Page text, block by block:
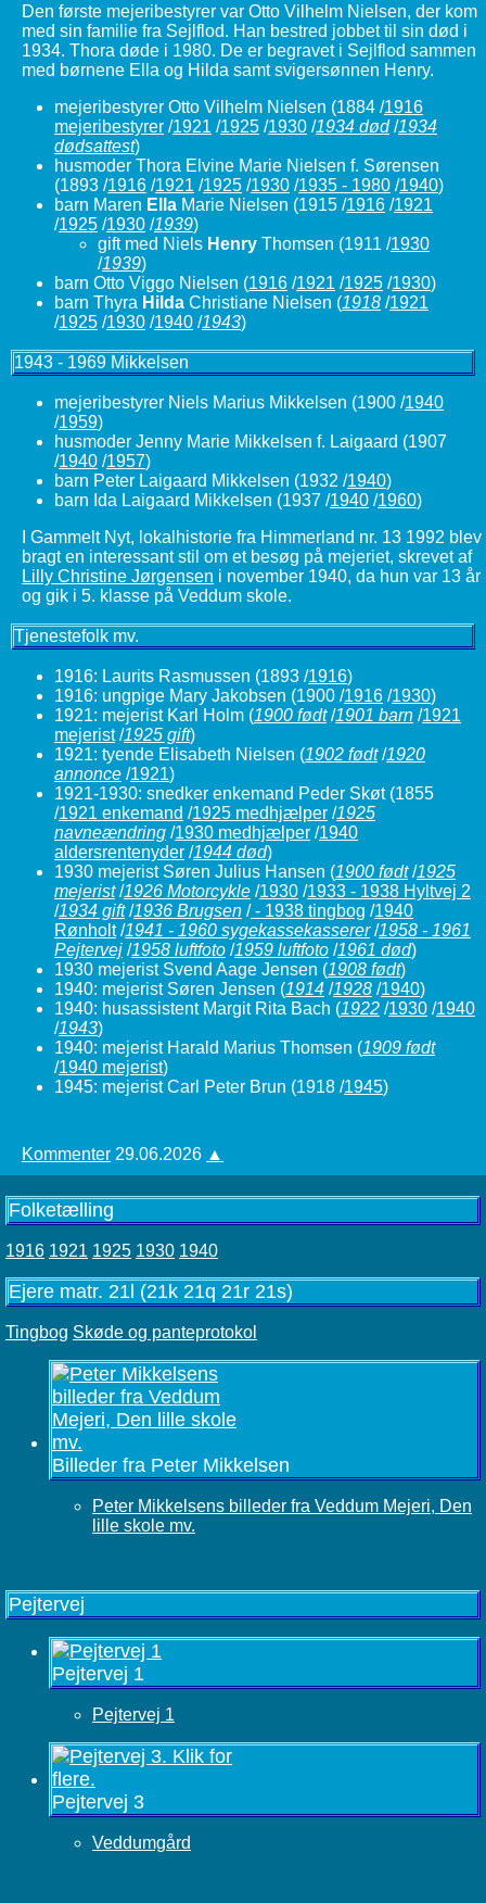
Den første mejeribestyrer var Otto Vilhelm Nielsen, der kom
med sin familie fra Sejlflod. Han bestred jobbet til sin død i
1934. Thora døde i 1980. De er begravet i Sejlflod sammen
med børnene Ella og Hilda samt svigersønnen Henry.
mejeribestyrer Otto Vilhelm Nielsen (1884 /1916
mejeribestyrer /1921 /1925 /1930 /1934 død/1934
dødsattest)
husmoder Thora Elvine Marie Nielsen f. Sørensen
(1893 /1916 /1921 /1925 /1930 /1935 - 1980 /1940)
barn Maren Ella Marie Nielsen (1915 /1916 /1921
/1925 /1930 /1939)
gift med Niels Henry Thomsen (1911 /1930
/1939)
barn Otto Viggo Nielsen (1916 /1921 /1925 /1930)
barn Thyra Hilda Christiane Nielsen (1918 /1921
/1925 /1930 /1940 /1943)
1943 - 1969 Mikkelsen
mejeribestyrer Niels Marius Mikkelsen (1900 /1940
/1959)
husmoder Jenny Marie Mikkelsen f. Laigaard (1907
/1940 /1957)
barn Peter Laigaard Mikkelsen (1932 /1940)
barn Ida Laigaard Mikkelsen (1937 /1940 /1960)
I Gammelt Nyt, lokalhistorie fra Himmerland nr. 13 1992 blev
bragt en interessant stil om et besøg på mejeriet, skrevet af
Lilly Christine Jørgensen i november 1940, da hun var 13 år
og gik i 5. klasse på Veddum skole.
Tjenestefolk mv.
1916: Laurits Rasmussen (1893 /1916)
1916: ungpige Mary Jakobsen (1900 /1916 /1930)
1921: mejerist Karl Holm (1900 født/1901 barn /1921
mejerist/1925 gift)
1921: tyende Elisabeth Nielsen (1902 født/1920
annonce /1921)
1921-1930: snedker enkemand Peder Skøt(1855
/1921 enkemand /1925 medhjælper /1925
navneændring /1930 medhjælper /1940
aldersrentenyder /1944 død)
1930 mejerist Søren Julius Hansen (1900 født/1925
mejerist/1926 Motorcykle /1930 /1933 - 1938 Hyltvej 2
/1934 gift/1936 Brugsen /- 1938 tingbog /1940
Rønholt/1941 - 1960 sygekassekasserer/1958 - 1961
Pejtervej /1958 luftfoto /1959 luftfoto /1961 død)
1930 mejerist Svend Aage Jensen (1908 født)
1940: mejerist Søren Jensen (1914 /1928 /1940)
1940: husassistent Margit Rita Bach (1922 /1930 /1940
/1943)
1940: mejerist Harald Marius Thomsen (1909 født
/1940 mejerist)
1945: mejerist Carl Peter Brun (1918 /1945)
Kommenter 29.06.2026 ▲
Folketælling
1916 1921 1925 1930 1940
Ejere matr. 21l (21k 21q 21r 21s)
Tingbog Skøde og panteprotokol
Billeder fra Peter Mikkelsen
Peter Mikkelsens billeder fra Veddum Mejeri, Den
lille skole mv.
Pejtervej
Pejtervej 1
Pejtervej 1
Pejtervej 3
Veddumgård